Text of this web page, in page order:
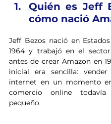
Quién es Jeff
cómo nació
Jeff Bezos nació en
1964 y trabajó en el
antes de crear Amazon en
inicial era sencilla:
internet en un momento
comercio online
pequeño.